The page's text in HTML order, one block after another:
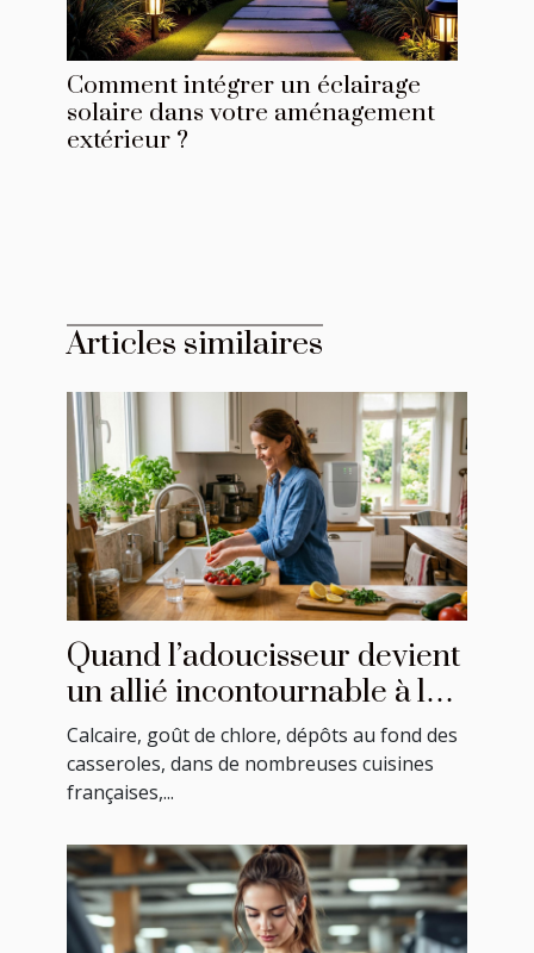
Comment intégrer un éclairage
solaire dans votre aménagement
extérieur ?
Articles similaires
Quand l’adoucisseur devient
un allié incontournable à la
cuisine
Calcaire, goût de chlore, dépôts au fond des
casseroles, dans de nombreuses cuisines
françaises,...